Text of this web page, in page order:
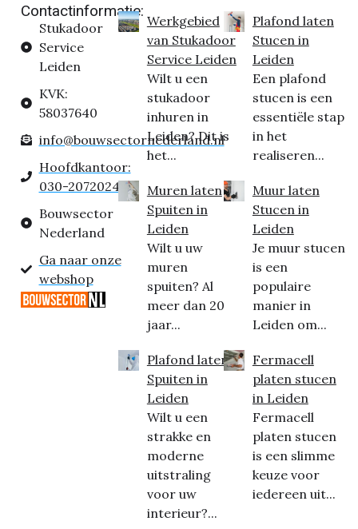
Contactinformatie:
Stukadoor
Service
Leiden
KVK:
58037640
info@bouwsectornederland.nl
Hoofdkantoor:
030-2072024
Bouwsector
Nederland
Ga naar onze
webshop
Werkgebied
van Stukadoor
Service Leiden
Wilt u een
stukadoor
inhuren in
Leiden? Dit is
het...
Muren laten
Spuiten in
Leiden
Wilt u uw
muren
spuiten? Al
meer dan 20
jaar...
Plafond laten
Spuiten in
Leiden
Wilt u een
strakke en
moderne
uitstraling
voor uw
interieur?...
Plafond laten
Stucen in
Leiden
Een plafond
stucen is een
essentiële stap
in het
realiseren...
Muur laten
Stucen in
Leiden
Je muur stucen
is een
populaire
manier in
Leiden om...
Fermacell
platen stucen
in Leiden
Fermacell
platen stucen
is een slimme
keuze voor
iedereen uit...